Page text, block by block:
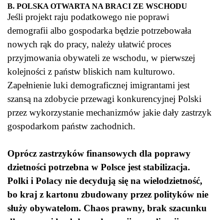
B. POLSKA OTWARTA NA BRACI ZE WSCHODU
Jeśli projekt raju podatkowego nie poprawi
demografii albo gospodarka będzie potrzebowała
nowych rąk do pracy, należy ułatwić proces
przyjmowania obywateli ze wschodu, w pierwszej
kolejności z państw bliskich nam kulturowo.
Zapełnienie luki demograficznej imigrantami jest
szansą na zdobycie przewagi konkurencyjnej Polski
przez wykorzystanie mechanizmów jakie dały zastrzyk
gospodarkom państw zachodnich.
Oprócz zastrzyków finansowych dla poprawy
dzietności potrzebna w Polsce jest stabilizacja.
Polki i Polacy nie decydują się na wielodzietność,
bo kraj z kartonu zbudowany przez polityków nie
służy obywatelom. Chaos prawny, brak szacunku